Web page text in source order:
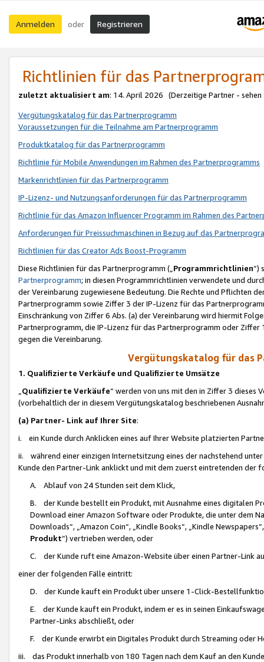
Anmelden oder Registrieren
Richtlinien für das
zuletzt aktualisiert am: 14. April 2026 (Derzeitige Partner - sehen
Vergütungskatalog für das Partnerprogramm
Voraussetzungen für die Teilnahme am Partnerprogramm
Produktkatalog für das Partnerprogramm
Richtlinie für Mobile Anwendungen im Rahmen des Partnerprogramms
Markenrichtlinien für das Partnerprogramm
IP-Lizenz- und Nutzungsanforderungen für das Partnerprogramm
Richtlinie für das Amazon Influencer Programm im Rahmen des
Anforderungen für Preissuchmaschinen in Bezug auf das
Richtlinien für das Creator Ads Boost-Programm
Diese Richtlinien für das Partnerprogramm („Programmrichtlinien“)
Partnerprogramm; in diesen Programmrichtlinien verwendete und
der Vereinbarung zugewiesene Bedeutung. Die Rechte und Pflichten
Partnerprogramm sowie Ziffer 3 der IP-Lizenz für das
Einschränkung von Ziffer 6 Abs. (a) der Vereinbarung wird hiermit
Partnerprogramm, die IP-Lizenz für das Partnerprogramm oder
gegen die Vereinbarung.
Vergütungskatalog für das
1. Qualifizierte Verkäufe und Qualifizierte Umsätze
Qualifizierte Verkäufe“ werden von uns mit den in Ziffer 3
(vorbehaltlich der in diesem Vergütungskatalog beschriebenen
(a) Partner- Link auf Ihrer Site:
i. ein Kunde durch Anklicken eines auf Ihrer Website platzierten
ii. während einer einzigen Internetsitzung eines der nachstehend
Kunde den Partner-Link anklickt und mit dem zuerst eintretenden der
A. Ablauf von 24 Stunden seit dem Klick,
B. der Kunde bestellt ein Produkt, mit Ausnahme eines digitalen
Download einer Amazon Software oder Produkte, die unter dem
Downloads“, „Amazon Coin“, „Kindle Books“, „Kindle
Produkt“) vertrieben werden, oder
C. der Kunde ruft eine Amazon-Website über einen Partner-Link
einer der folgenden Fälle eintritt:
D. der Kunde kauft ein Produkt über unsere 1-Click-
E. der Kunde kauft ein Produkt, indem er es in seinen
Partner-Links abschließt, oder
F. der Kunde erwirbt ein Digitales Produkt durch Streaming oder
iii. das Produkt innerhalb von 180 Tagen nach dem Kauf an den